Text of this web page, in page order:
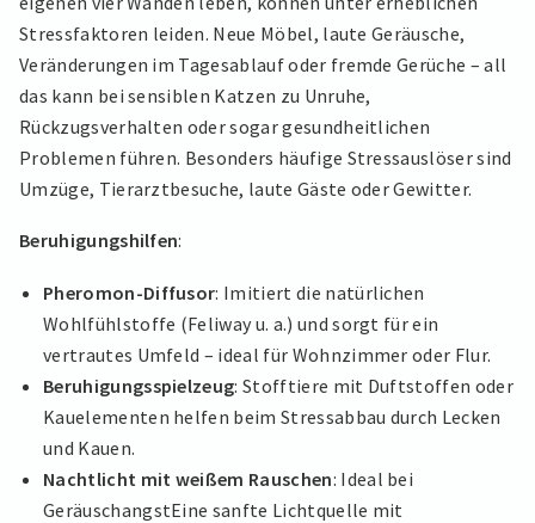
Stressfaktoren leiden. Neue Möbel, laute Geräusche,
Veränderungen im Tagesablauf oder fremde Gerüche – all
das kann bei sensiblen Katzen zu Unruhe,
Rückzugsverhalten oder sogar gesundheitlichen
Problemen führen. Besonders häufige Stressauslöser sind
Umzüge, Tierarztbesuche, laute Gäste oder Gewitter.
Beruhigungshilfen:
Pheromon-Diffusor: Imitiert die natürlichen
Wohlfühlstoffe (Feliway u. a.) und sorgt für ein
vertrautes Umfeld – ideal für Wohnzimmer oder Flur.
Beruhigungsspielzeug: Stofftiere mit Duftstoffen oder
Kauelementen helfen beim Stressabbau durch Lecken
und Kauen.
Nachtlicht mit weißem Rauschen: Ideal bei
GeräuschangstEine sanfte Lichtquelle mit